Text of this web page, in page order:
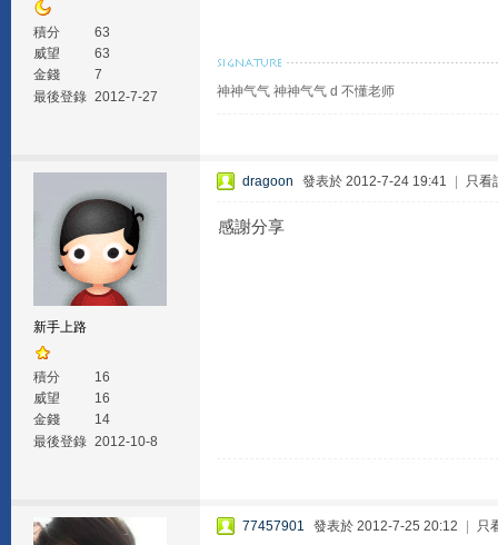
積分
63
威望
63
金錢
7
最後登錄 2012-7-27 神神气气 神神气气 d 不懂老师
新手上路
積分
16
威望
16
金錢
14
最後登錄 2012-10-8
dragoon 發表於 2012-7-24 19:41 只看
感謝分享
77457901 發表於 2012-7-25 20:12 只